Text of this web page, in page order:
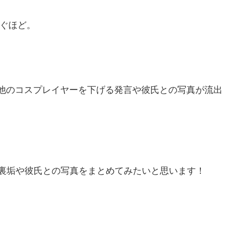
ほど。
のコスプレイヤーを下げる発言や彼氏との写真が流出
や彼氏との写真をまとめてみたいと思います！